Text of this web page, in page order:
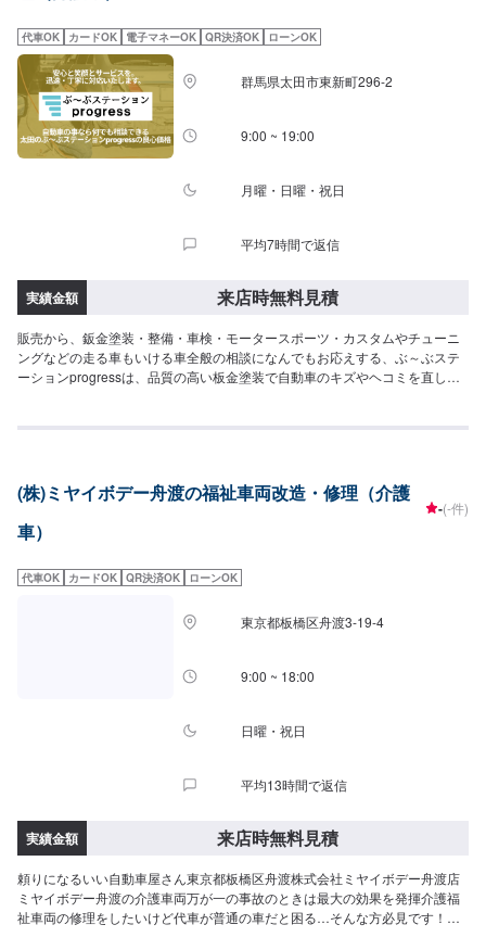
負担いただいております。※内容などにより貸し出し出来かねる場合もござい
ます。-----ご来店時の注意、受付方法-----入庫の際はお気をつけてお越しくだ
さい。駐車スペースは事務所前のお客様駐車スペースに駐車してください。
受付はスタッフへ「メンテモで予約しました」とお伝えください。ご案内い
たします。
代車OK カードOK 電子マネーOK QR決済OK ローンOK
群馬県太田市東新町296-2
9:00 ~ 19:00
月曜・日曜・祝日
平均7時間で返信
実績金額 来店時無料見積
販売から、鈑金塗装・整備・車検・モータースポーツ・カスタムやチューニ
ングなどの走る車もいける車全般の相談になんでもお応えする、ぶ～ぶステ
ーションprogressは、品質の高い板金塗装で自動車のキズやヘコミを直しま
ので、お気軽にお問い合わせください。ブレーキパッドの交換や車内のクリ
ドバイスを心掛けております。--------------------------------------------------【1】オ
ファーにてお問い合わせ【2】お見積り【3】お見積りにご納得いただければ
作業開始【4】仕上がり次第納車-----納期について-----納期は要相談となりま
いて-----無料の代車をご用意しています。お車の作業中は代車をご利用くださ
い。※代車の燃料代はお客様にご負担いただいております。-----ご来店時の注
意、受付方法-----当工場は太田桐生インターチェンジから５分入庫の際はお気
をつけてお越しください。駐車スペースは工場前の空いているスペースに駐
ださい。ご案内いたします。【定休日・営業時間】定休日：日曜日営業時
(株)ミヤイボデー舟渡の福祉車両改造・修理（介護
車）
-(-件)
代車OK カードOK QR決済OK ローンOK
東京都板橋区舟渡3-19-4
9:00 ~ 18:00
日曜・祝日
平均13時間で返信
実績金額 来店時無料見積
頼りになるいい自動車屋さん東京都板橋区舟渡株式会社ミヤイボデー舟渡店
ミヤイボデー舟渡の介護車両万が一の事故のときは最大の効果を発揮介護福
祉車両の修理をしたいけど代車が普通の車だと困る…そんな方必見です！！